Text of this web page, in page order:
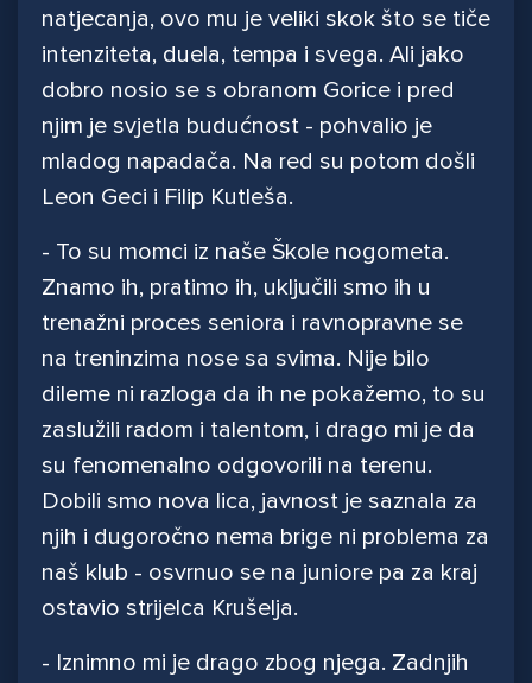
natjecanja, ovo mu je veliki skok što se tiče
intenziteta, duela, tempa i svega. Ali jako
dobro nosio se s obranom Gorice i pred
njim je svjetla budućnost - pohvalio je
mladog napadača. Na red su potom došli
Leon Geci i Filip Kutleša.
- To su momci iz naše Škole nogometa.
Znamo ih, pratimo ih, uključili smo ih u
trenažni proces seniora i ravnopravne se
na treninzima nose sa svima. Nije bilo
dileme ni razloga da ih ne pokažemo, to su
zaslužili radom i talentom, i drago mi je da
su fenomenalno odgovorili na terenu.
Dobili smo nova lica, javnost je saznala za
njih i dugoročno nema brige ni problema za
naš klub - osvrnuo se na juniore pa za kraj
ostavio strijelca Krušelja.
- Iznimno mi je drago zbog njega. Zadnjih